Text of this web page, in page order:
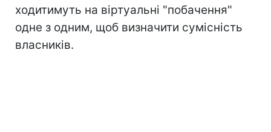
ходитимуть на віртуальні "побачення"
одне з одним, щоб визначити сумісність
власників.